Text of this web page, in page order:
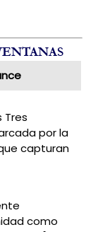
por la
capturan
como